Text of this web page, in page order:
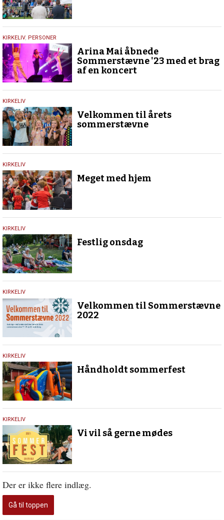
19.
juli
2023
KIRKELIV, PERSONER
Arina Mai åbnede
Sommerstævne '23 med et brag
af en koncert
24.
april
2023
KIRKELIV
Velkommen til årets
sommerstævne
26.
september
2022
KIRKELIV
Meget med hjem
21.
juli
2022
KIRKELIV
Festlig onsdag
28.
maj
2022
KIRKELIV
Velkommen til Sommerstævne
2022
28.
juli
2021
KIRKELIV
Håndholdt sommerfest
18.
maj
2021
KIRKELIV
Vi vil så gerne mødes
Der er ikke flere indlæg.
Gå til toppen